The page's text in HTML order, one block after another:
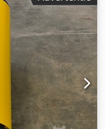
= 20 pk
kg
Type: Olievrij ISO-
Workplace
Cjdpexk U Dcsfx An
Gemaakt in België Er
voor de juistheid,
gegevens.